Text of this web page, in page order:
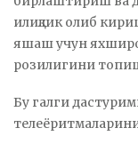
илиқлик олиб
яшаш учун
розилигини
Бу галги